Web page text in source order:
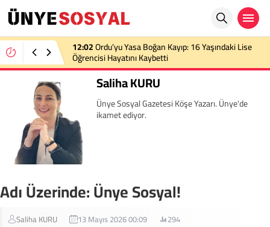
12:02Ordu’yu Yasa Boğan Kayıp: 16 Yaşındaki Lise
Öğrencisi Hayatını Kaybetti
Saliha KURU
Ünye Sosyal Gazetesi Köşe Yazarı. Ünye'de
ikamet ediyor.
Adı Üzerinde: Ünye Sosyal!
Saliha KURU 13 Mayıs 2026 00:09 294